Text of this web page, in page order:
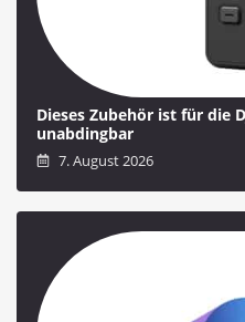
Dieses Zubehör ist für die
unabdingbar
7. August 2026